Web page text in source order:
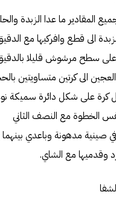
المقادير ما عدا الزبدة
الى قطع وافركيها مع
على سطح مرشوش قليلا
الى كرتين متساويتين
على شكل دائرة سميكة نوعا ما
الخطوة مع النصف الثاني
مدهونة وباعدي بينهما وادخليهم في الفرن
وقدميها مع الشاي.